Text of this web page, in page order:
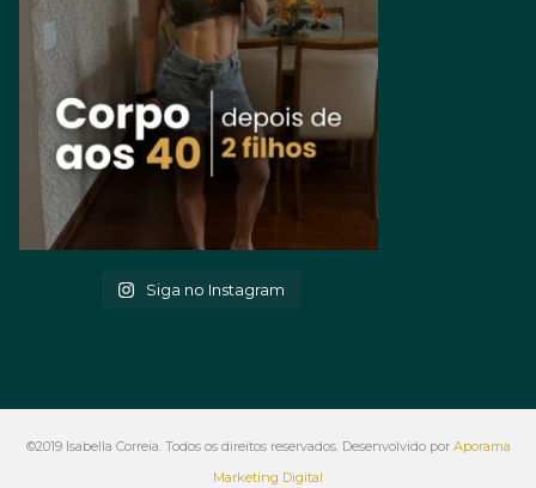
Siga no Instagram
©2019 Isabella Correia. Todos os direitos reservados. Desenvolvido por Aporama
Marketing Digital